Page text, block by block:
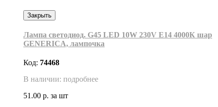
Закрыть
Лампа светодиод. G45 LED 10W 230V E14 4000К шар
GENERICA, лампочка
Код: 74468
В наличии: подробнее
51.00 р. за шт